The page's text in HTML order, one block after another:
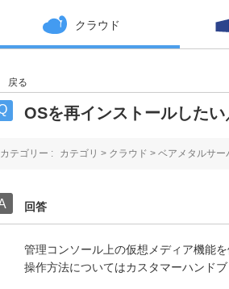
クラウド
戻る
OSを再インストールしたい
カテゴリー : カテゴリ > クラウド > ベアメタルサー
回答
管理コンソール上の仮想メディア機能
操作方法についてはカスタマーハンドブ